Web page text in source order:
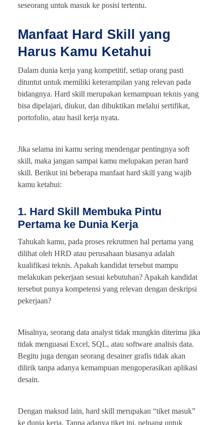
seseorang untuk masuk ke posisi tertentu.
Manfaat Hard Skill yang
Harus Kamu Ketahui
Dalam dunia kerja yang kompetitif, setiap orang pasti
dituntut untuk memiliki keterampilan yang relevan pada
bidangnya. Hard skill merupakan kemampuan teknis yang
bisa dipelajari, diukur, dan dibuktikan melalui sertifikat,
portofolio, atau hasil kerja nyata.
Jika selama ini kamu sering mendengar pentingnya soft
skill, maka jangan sampai kamu melupakan peran hard
skill. Berikut ini beberapa manfaat hard skill yang wajib
kamu ketahui:
1. Hard Skill Membuka Pintu
Pertama ke Dunia Kerja
Tahukah kamu, pada proses rekrutmen hal pertama yang
dilihat oleh HRD atau perusahaan biasanya adalah
kualifikasi teknis. Apakah kandidat tersebut mampu
melakukan pekerjaan sesuai kebutuhan? Apakah kandidat
tersebut punya kompetensi yang relevan dengan deskripsi
pekerjaan?
Misalnya, seorang data analyst tidak mungkin diterima jika
tidak menguasai Excel, SQL, atau software analisis data.
Begitu juga dengan seorang desainer grafis tidak akan
dilirik tanpa adanya kemampuan mengoperasikan aplikasi
desain.
Dengan maksud lain, hard skill merupakan “tiket masuk”
ke dunia kerja. Tanpa adanya tiket ini, peluang untuk